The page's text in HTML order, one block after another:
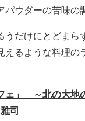
ウダーの苦味の
だけにとどまら
るような料理の
ェ」 ～北の大
司